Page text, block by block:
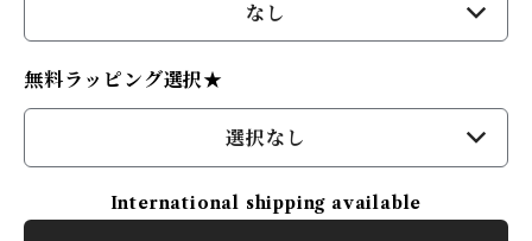
なし
無料ラッピング選択★
選択なし
International shipping available